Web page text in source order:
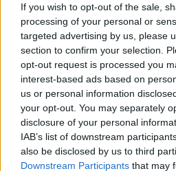
If you wish to opt-out of the sale,
processing of your personal or
targeted advertising by us, please
section to confirm your selection.
opt-out request is processed you
interest-based ads based on
us or personal information
your opt-out. You may separately
disclosure of your personal
IAB’s list of downstream
also be disclosed by us to third
Downstream Participants that may
competenze regionali ed in una
territori che risultano indispensabili per
strategiche come la Piattaforma
lo scalo di Piombino“.
CosìFilippo Boni, assessore a
Regione Toscana, commentando
illustrata dal Governo.
“Anche la paventata riduzione delle